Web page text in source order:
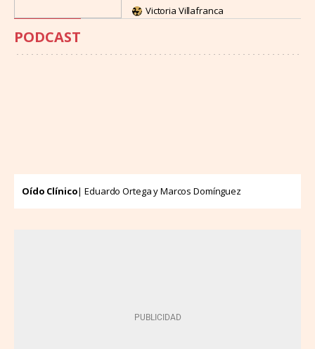
Victoria Villafranca
PODCAST
Oído Clínico| Eduardo Ortega y Marcos Domínguez